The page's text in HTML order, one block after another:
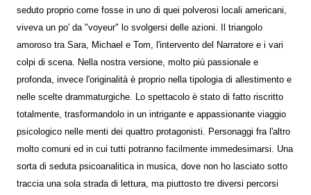
seduto proprio come fosse in uno di quei polverosi locali americani,
viveva un po' da "voyeur" lo svolgersi delle azioni. Il triangolo
amoroso tra Sara, Michael e Tom, l'intervento del Narratore e i vari
colpi di scena. Nella nostra versione, molto più passionale e
profonda, invece l'originalità è proprio nella tipologia di allestimento e
nelle scelte drammaturgiche. Lo spettacolo è stato di fatto riscritto
totalmente, trasformandolo in un intrigante e appassionante viaggio
psicologico nelle menti dei quattro protagonisti. Personaggi fra l'altro
molto comuni ed in cui tutti potranno facilmente immedesimarsi. Una
sorta di seduta psicoanalitica in musica, dove non ho lasciato sotto
traccia una sola strada di lettura, ma piuttosto tre diversi percorsi